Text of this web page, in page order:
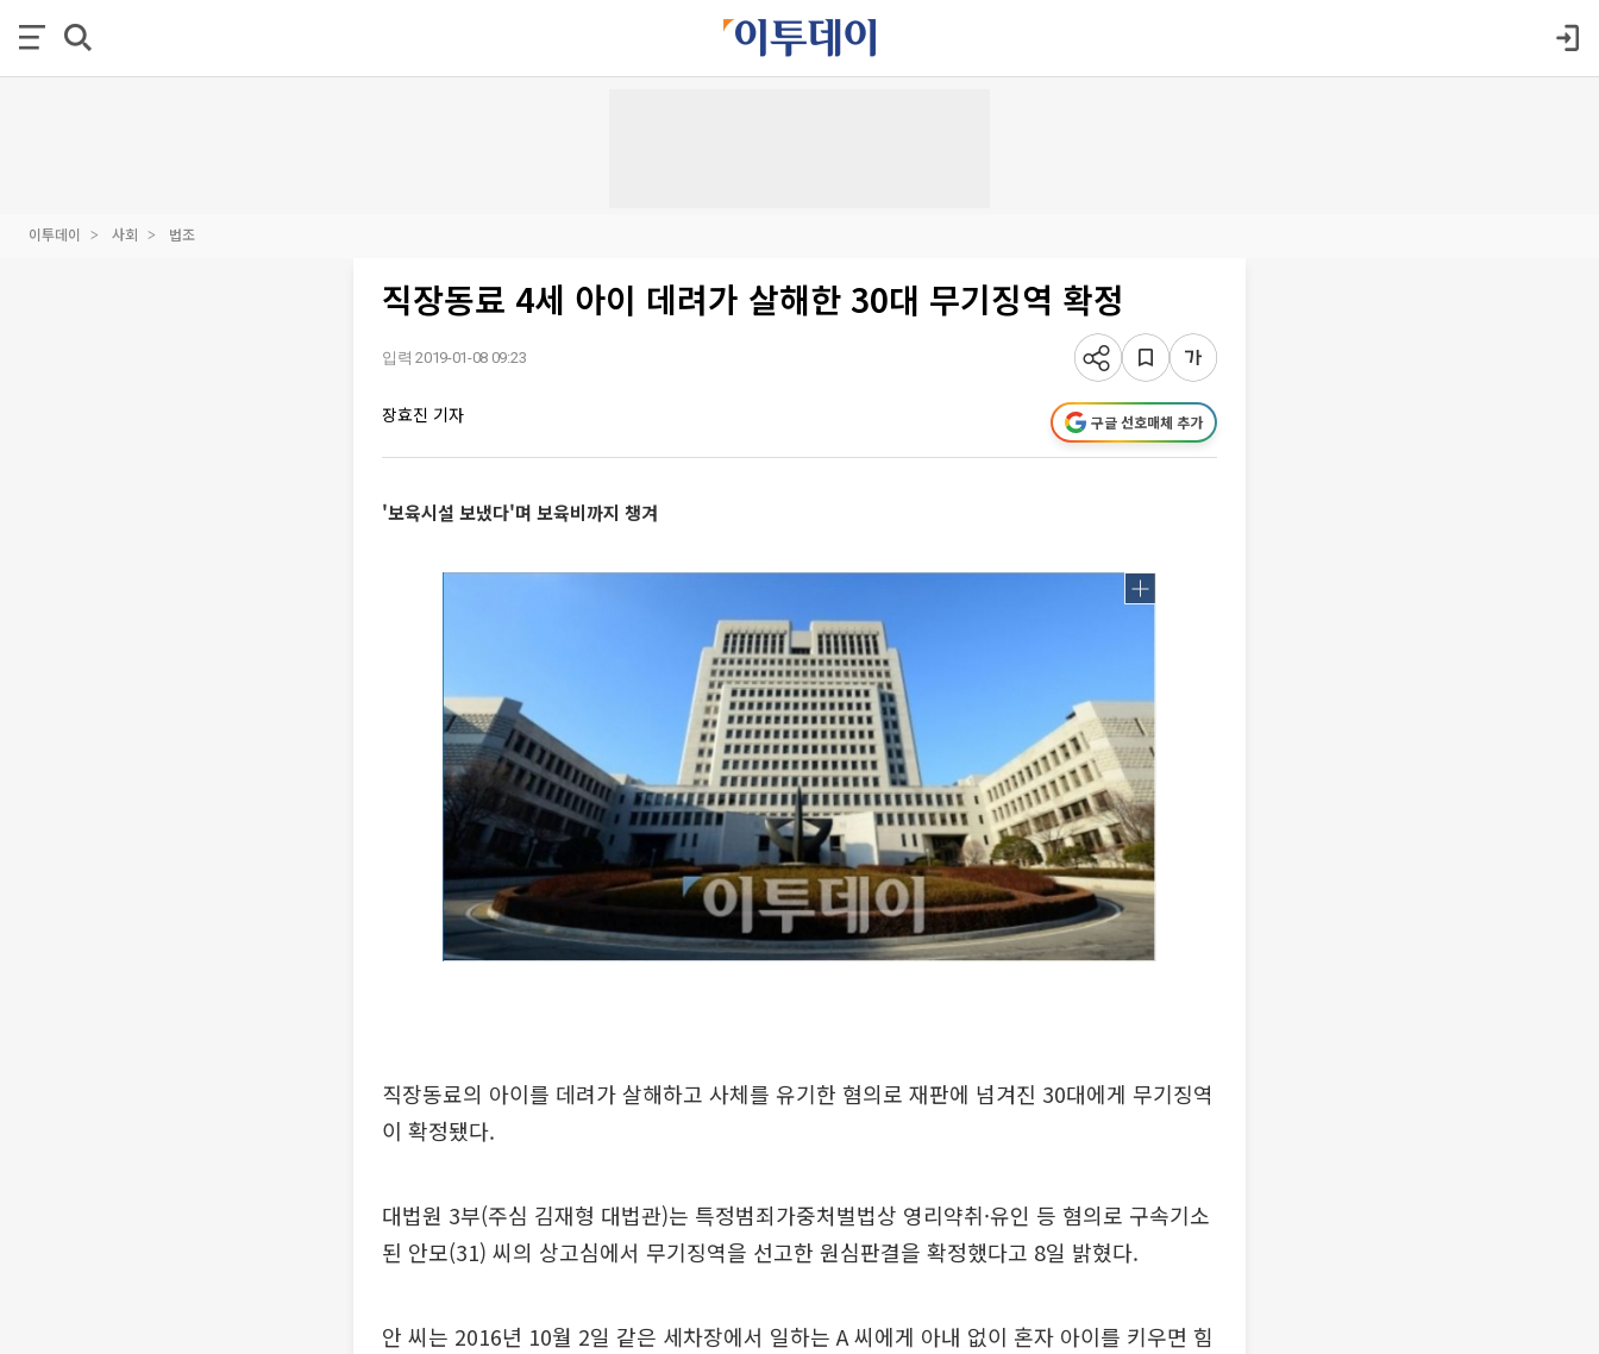
이투데이 사회 법조
직장동료 4세 아이 데려가 살해한 30대 무기징역 확정
입력 2019-01-08 09:23
장효진 기자 구글 선호매체 추가
'보육시설 보냈다'며 보육비까지 챙겨
직장동료의 아이를 데려가 살해하고 사체를 유기한 혐의로 재판에 넘겨진 30대에게 무기징역
이 확정됐다.
대법원 3부(주심 김재형 대법관)는 특정범죄가중처벌법상 영리약취·유인 등 혐의로 구속기소
된 안모(31) 씨의 상고심에서 무기징역을 선고한 원심판결을 확정했다고 8일 밝혔다.
안 씨는 2016년 10월 2일 같은 세차장에서 일하는 A 씨에게 아내 없이 혼자 아이를 키우면 힘